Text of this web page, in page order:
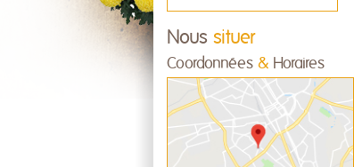
Nous situer
Coordonnées & Horaires